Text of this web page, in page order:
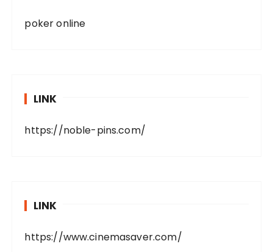
poker online
LINK
https://noble-pins.com/
LINK
https://www.cinemasaver.com/